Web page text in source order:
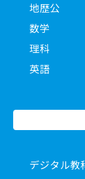
地歴公
数学
理科
英語
デジタル教